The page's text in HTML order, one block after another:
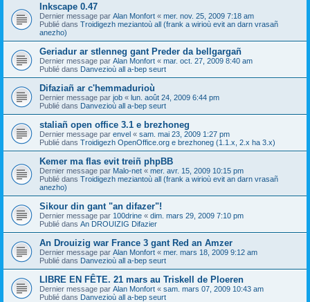
Inkscape 0.47
Dernier message par Alan Monfort « mer. nov. 25, 2009 7:18 am
Publié dans Troidigezh meziantoù all (frank a wirioù evit an darn vrasañ
anezho)
Geriadur ar stlenneg gant Preder da bellgargañ
Dernier message par Alan Monfort « mar. oct. 27, 2009 8:40 am
Publié dans Danvezioù all a-bep seurt
Difaziañ ar c'hemmadurioù
Dernier message par job « lun. août 24, 2009 6:44 pm
Publié dans Danvezioù all a-bep seurt
staliañ open office 3.1 e brezhoneg
Dernier message par envel « sam. mai 23, 2009 1:27 pm
Publié dans Troidigezh OpenOffice.org e brezhoneg (1.1.x, 2.x ha 3.x)
Kemer ma flas evit treiñ phpBB
Dernier message par Malo-net « mer. avr. 15, 2009 10:15 pm
Publié dans Troidigezh meziantoù all (frank a wirioù evit an darn vrasañ
anezho)
Sikour din gant "an difazer"!
Dernier message par 100drine « dim. mars 29, 2009 7:10 pm
Publié dans An DROUIZIG Difazier
An Drouizig war France 3 gant Red an Amzer
Dernier message par Alan Monfort « mer. mars 18, 2009 9:12 am
Publié dans Danvezioù all a-bep seurt
LIBRE EN FÊTE. 21 mars au Triskell de Ploeren
Dernier message par Alan Monfort « sam. mars 07, 2009 10:43 am
Publié dans Danvezioù all a-bep seurt